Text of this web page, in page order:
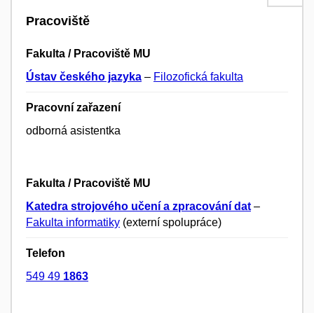
Pracoviště
Fakulta / Pracoviště MU
Ústav českého jazyka – Filozofická fakulta
Pracovní zařazení
odborná asistentka
Fakulta / Pracoviště MU
Katedra strojového učení a zpracování dat –
Fakulta informatiky (externí spolupráce)
Telefon
549 49 1863